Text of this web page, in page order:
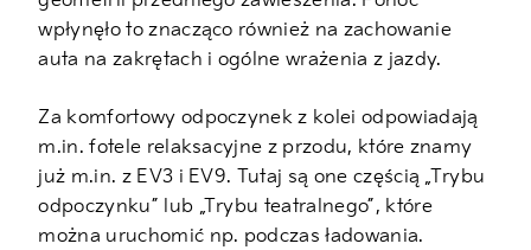
wpłynęło to znacząco również na zachowanie
auta na zakrętach i ogólne wrażenia z jazdy.
Za komfortowy odpoczynek z kolei odpowiadają
m.in. fotele relaksacyjne z przodu, które znamy
już m.in. z EV3 i EV9. Tutaj są one częścią „Trybu
odpoczynku” lub „Trybu teatralnego”, które
można uruchomić np. podczas ładowania.